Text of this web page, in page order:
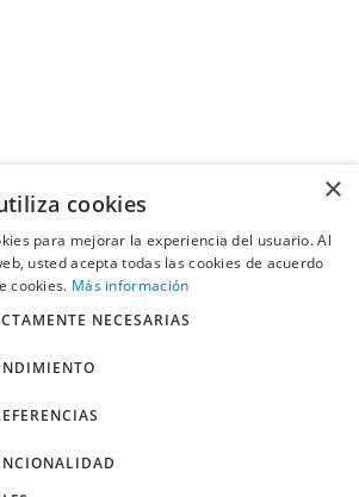
×
cookies
para mejorar la experiencia del usuario. Al
usted acepta todas las cookies de acuerdo
cookies. Más información
NECESARIAS